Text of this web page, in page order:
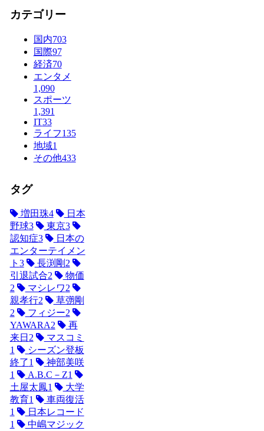
カテゴリー
国内703
国際97
経済70
エンタメ
1,090
スポーツ
1,391
IT33
ライフ135
地域1
その他433
タグ
増田珠4
日本
野球3 東京3
認知症3
日本の
エンターテイメン
ト 3 長渕剛 2
引退試合2
物価
2
マシレワ2
親孝行2
草彅剛
2
フィジー2
YAWARA2
再
来日 2
マスコミ
1
シーズン登板
終了1
神部美咲
1
A.B.C－Z1
土屋太鳳1
大学
教育1
車両復活
1
日本レコード
1
中嶋マジック